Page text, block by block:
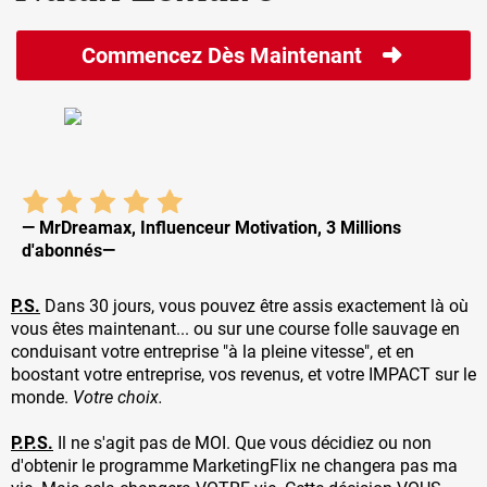
Je ne plaisante pas avec ce truc. Quand vous
reprogrammez votre esprit et installez ce nouveau
paradigme que j'ai créé, vous allez voir les choses
différemment. Vous allez vous comporter
Si vous vous êtes déjà demandé ce qui fait d'un
milliardaire un milliardaire, c'est qu'ils pensent différent.
Ils voient le monde différent. Ce que vous pourriez voir
opportunité. Ce que vous voyez comme un désastre, ils
voient comme quelque chose d'autre. Vous ne voyez
pas les mêmes choses qu'ils voient, et vous n'avez
certainement pas les mêmes pensées qu'ils ont.
et des visions du monde profondément différents de
ceux dont la société a adoptés et installés en nous par
Commencez Dès Maintenant
— MrDreamax, Influenceur Motivation, 3 Millions
d'abonnés—
P.S. Dans 30 jours, vous pouvez être assis exactement là où
vous êtes maintenant... ou sur une course folle sauvage en
conduisant votre entreprise "à la pleine vitesse", et en
boostant votre entreprise, vos revenus, et votre IMPACT sur le
monde. Votre choix.
P.P.S. Il ne s'agit pas de MOI. Que vous décidiez ou non
d'obtenir le programme MarketingFlix ne changera pas ma